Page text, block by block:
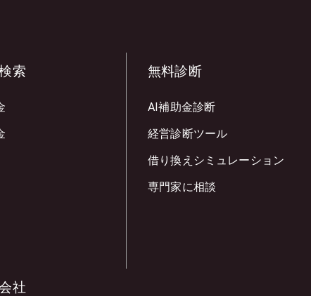
索 無料診断
AI補助金診断
経営診断ツール
借り換えシミュレーション
専門家に相談
社